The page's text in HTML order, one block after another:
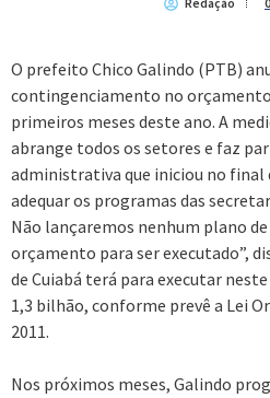
O prefeito Chico Galindo (PTB)
contingenciamento no
primeiros meses deste ano. A
abrange todos os setores e faz
administrativa que iniciou no final
adequar os programas das
Não lançaremos nenhum plano
orçamento para ser executado”,
de Cuiabá terá para executar
1,3 bilhão, conforme prevê a Lei
2011.
Nos próximos meses, Galindo